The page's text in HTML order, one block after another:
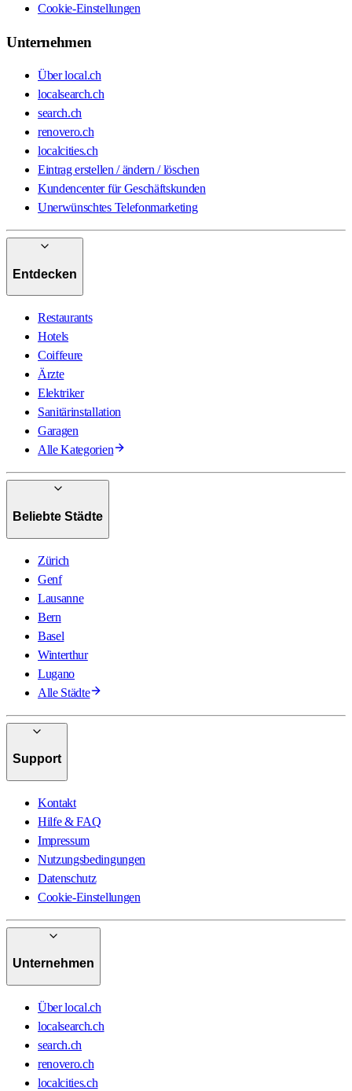
Cookie-Einstellungen
Unternehmen
Über local.ch
localsearch.ch
search.ch
renovero.ch
localcities.ch
Eintrag erstellen / ändern / löschen
Kundencenter für Geschäftskunden
Unerwünschtes Telefonmarketing
Entdecken
Restaurants
Hotels
Coiffeure
Ärzte
Elektriker
Sanitärinstallation
Garagen
Alle Kategorien
Beliebte Städte
Zürich
Genf
Lausanne
Bern
Basel
Winterthur
Lugano
Alle Städte
Support
Kontakt
Hilfe & FAQ
Impressum
Nutzungsbedingungen
Datenschutz
Cookie-Einstellungen
Unternehmen
Über local.ch
localsearch.ch
search.ch
renovero.ch
localcities.ch